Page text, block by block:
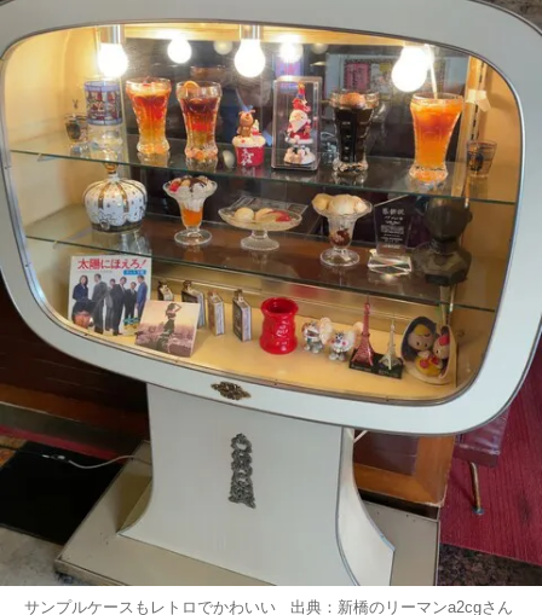
サンプルケースもレトロでかわいい 出典： 新橋のリーマンa2cgさん